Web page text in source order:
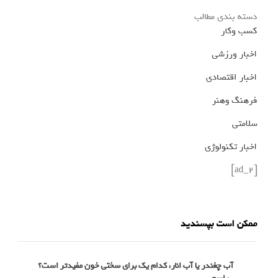
دسته بندی مطالب
کسب وکار
اخبار ورزشی
اخبار اقتصادی
فرهنگ وهنر
سلامتی
اخبار تکنولوژی
[ad_2]
ممکن است بپسندید
آب چغندر یا آب انار، کدام‌ یک برای سختی خون مفیدتر است؟